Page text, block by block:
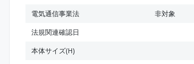
電気通信事業法
非対象
法規関連確認日
本体サイズ(H)